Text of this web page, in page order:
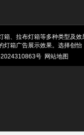
、拉布灯箱等多种类型及
箱广告展示效果。选择创怡
号 网站地图